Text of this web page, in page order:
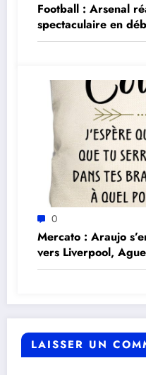
Football : Arsenal
spectaculaire en
brésilien pour 90
0
Mercato : Araujo
vers Liverpool,
Real Sociedad –
LAISSER UN